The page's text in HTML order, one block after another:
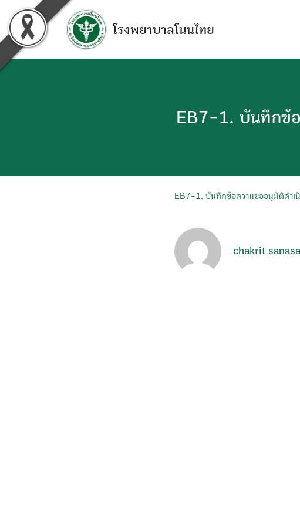
content
โรงพยาบาลโนนไทย
EB7-1. บันทึกข้อ
EB7-1. บันทึกข้อความขออนุมัติดำเ
chakrit